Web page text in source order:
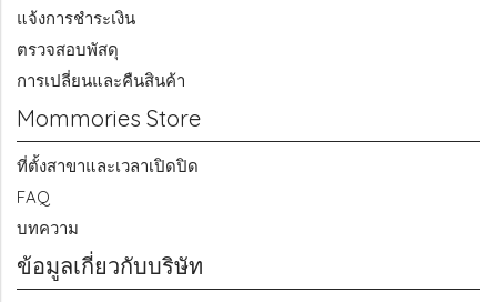
แจ้งการชำระเงิน
ตรวจสอบพัสดุ
การเปลี่ยนและคืนสินค้า
Mommories Store
ที่ตั้งสาขาและเวลาเปิดปิด
FAQ
บทความ
ข้อมูลเกี่ยวกับบริษัท